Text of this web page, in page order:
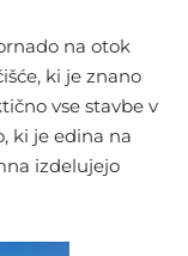
na otok
ki je znano
vse stavbe v
ki je edina na
izdelujejo